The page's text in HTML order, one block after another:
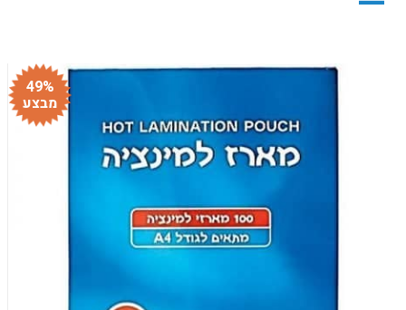
49%
מבצע